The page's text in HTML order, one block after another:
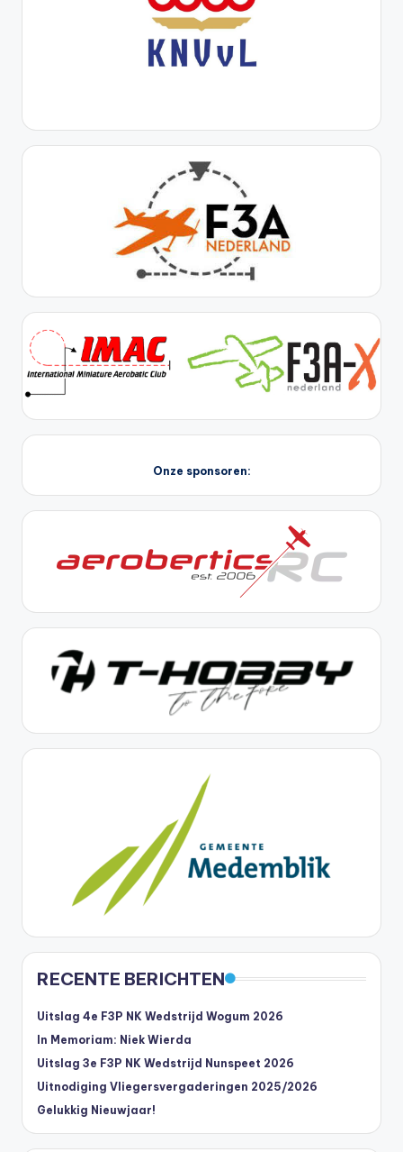
Onze sponsoren:
RECENTE BERICHTEN
Uitslag 4e F3P NK Wedstrijd Wogum 2026
In Memoriam: Niek Wierda
Uitslag 3e F3P NK Wedstrijd Nunspeet 2026
Uitnodiging Vliegersvergaderingen 2025/2026
Gelukkig Nieuwjaar!